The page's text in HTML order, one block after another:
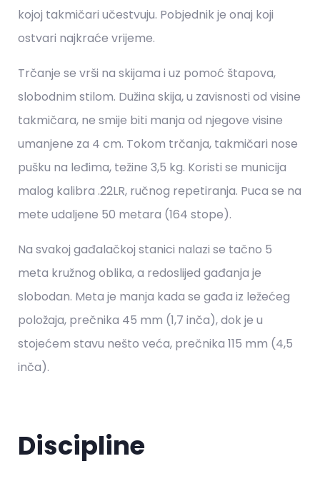
kojoj takmičari učestvuju. Pobjednik je onaj koji
ostvari najkraće vrijeme.
Trčanje se vrši na skijama i uz pomoć štapova,
slobodnim stilom. Dužina skija, u zavisnosti od visine
takmičara, ne smije biti manja od njegove visine
umanjene za 4 cm. Tokom trčanja, takmičari nose
pušku na leđima, težine 3,5 kg. Koristi se municija
malog kalibra .22LR, ručnog repetiranja. Puca se na
mete udaljene 50 metara (164 stope).
Na svakoj gađalačkoj stanici nalazi se tačno 5
meta kružnog oblika, a redoslijed gađanja je
slobodan. Meta je manja kada se gađa iz ležećeg
položaja, prečnika 45 mm (1,7 inča), dok je u
stojećem stavu nešto veća, prečnika 115 mm (4,5
inča).
Discipline